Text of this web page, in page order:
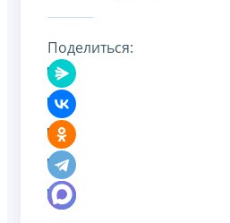
Поделиться: